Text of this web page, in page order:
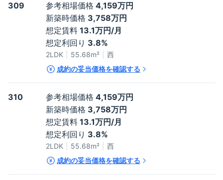
309 参考相場価格 4,159万円
新築時価格 3,758万円
想定賃料 13.1万円/月
想定利回り 3.8%
2LDK 55.68m²
西
成約の妥当価格を確認する
310 参考相場価格 4,159万円
新築時価格 3,758万円
想定賃料 13.1万円/月
想定利回り 3.8%
2LDK 55.68m²
西
成約の妥当価格を確認する